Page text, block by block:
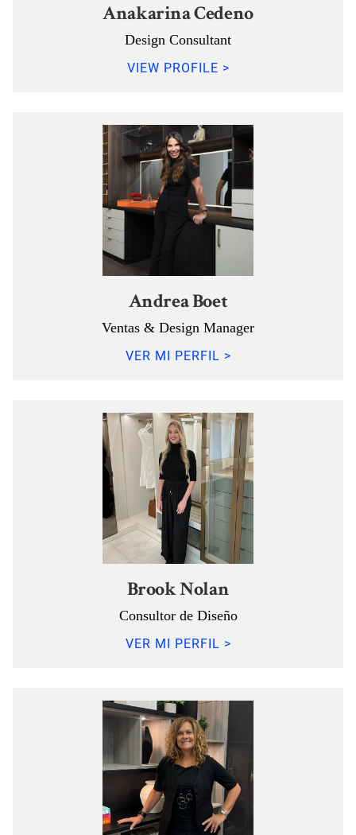
Anakarina Cedeno
Design Consultant
VIEW PROFILE >
Andrea Boet
Ventas & Design Manager
VER MI PERFIL >
Brook Nolan
Consultor de Diseño
VER MI PERFIL >